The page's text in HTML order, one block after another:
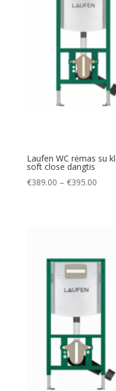
Laufen WC rėmas su
soft close dangtis
€389.00 – €395.00Price